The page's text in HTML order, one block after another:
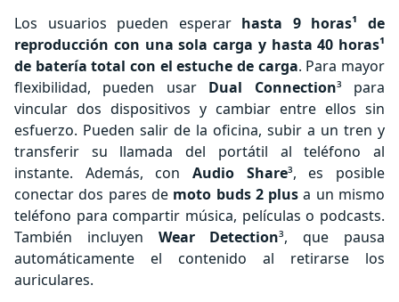
Los usuarios pueden esperar hasta 9 horas¹ de
reproducción con una sola carga y hasta 40 horas¹
de batería total con el estuche de carga. Para mayor
flexibilidad, pueden usar Dual Connection³ para
vincular dos dispositivos y cambiar entre ellos sin
esfuerzo. Pueden salir de la oficina, subir a un tren y
transferir su llamada del portátil al teléfono al
instante. Además, con Audio Share³, es posible
conectar dos pares de moto buds 2 plus a un mismo
teléfono para compartir música, películas o podcasts.
También incluyen Wear Detection³, que pausa
automáticamente el contenido al retirarse los
auriculares.